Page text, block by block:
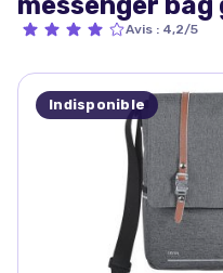
Avis : 4,2/5
Indisponible